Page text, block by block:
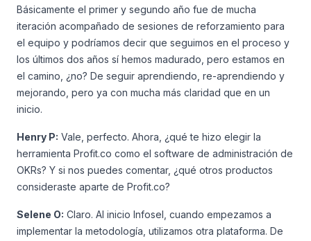
Básicamente el primer y segundo año fue de mucha
iteración acompañado de sesiones de reforzamiento para
el equipo y podríamos decir que seguimos en el proceso y
los últimos dos años sí hemos madurado, pero estamos en
el camino, ¿no? De seguir aprendiendo, re-aprendiendo y
mejorando, pero ya con mucha más claridad que en un
inicio.
Henry P: Vale, perfecto. Ahora, ¿qué te hizo elegir la
herramienta Profit.co como el software de administración de
OKRs? Y si nos puedes comentar, ¿qué otros productos
consideraste aparte de Profit.co?
Selene O: Claro. Al inicio Infosel, cuando empezamos a
implementar la metodología, utilizamos otra plataforma. De